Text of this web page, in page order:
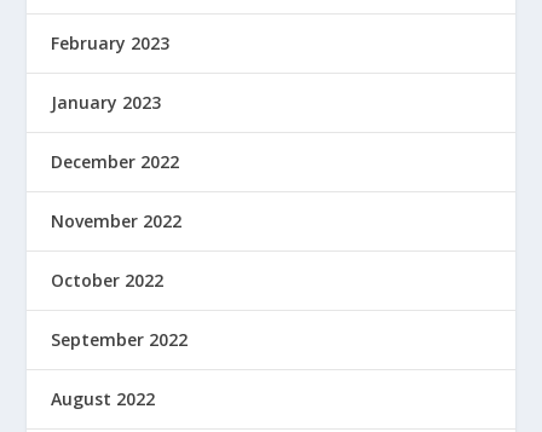
February 2023
January 2023
December 2022
November 2022
October 2022
September 2022
August 2022